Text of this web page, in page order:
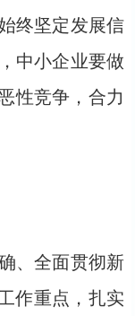
终坚定发展信
中小企业要做
性竞争，合力
、全面贯彻新
作重点，扎实